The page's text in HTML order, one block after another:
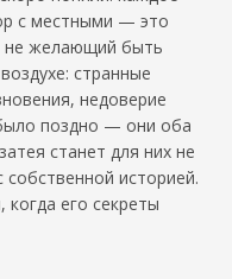
с местными — это
не желающий быть
странные
недоверие
поздно — они оба
станет для них не
историей.
его секреты